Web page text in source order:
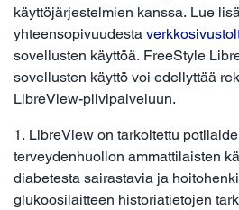
käyttöjärjestelmien kanssa. Lue
yhteensopivuudesta
sovellusten käyttöä. FreeStyle
sovellusten käyttö voi edellyttää
LibreView-pilvipalveluun.
1. LibreView on tarkoitettu
terveydenhuollon ammattilaisten
diabetesta sairastavia ja
glukoosilaitteen historiatietojen